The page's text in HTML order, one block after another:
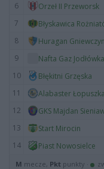
6
Orzeł II Przeworsk
7
Błyskawica
8
Huragan
9
Nafta Gaz Jodłówka
10
Błękitni Grzęska
11
Alabaster
12
GKS Majdan
13
Start Mirocin
14
Piast Nowosielce
M mecze, Pkt punkty ·